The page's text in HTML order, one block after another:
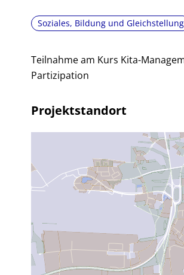
Soziales, Bildung und Gleichstellung
Teilnahme am Kurs Kita-
Partizipation
Projektstandort